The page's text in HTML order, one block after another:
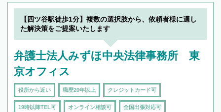
【四ツ谷駅徒歩1分】複数の選択肢から、依頼者様に適し
た解決策をご提案いたします
弁護士法人みずほ中央法律事務所 東
京オフィス
役所から近い 職歴20年以上 クレジットカード可
19時以降TEL可 オンライン相談可 全国出張対応可